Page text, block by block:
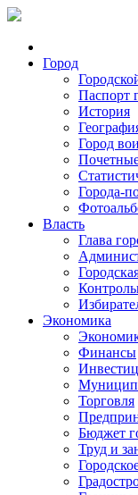
Город
Паспорт
История
Город
Города-
Власть
Глава
Экономика
Финансы
Торговля
Бюджет
Труд и